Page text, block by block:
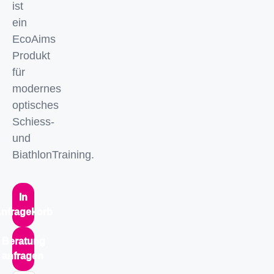
ist
ein
EcoAims
Produkt
für
modernes
optisches
Schiess-
und
BiathlonTraining.
In
Beratung
anfragen